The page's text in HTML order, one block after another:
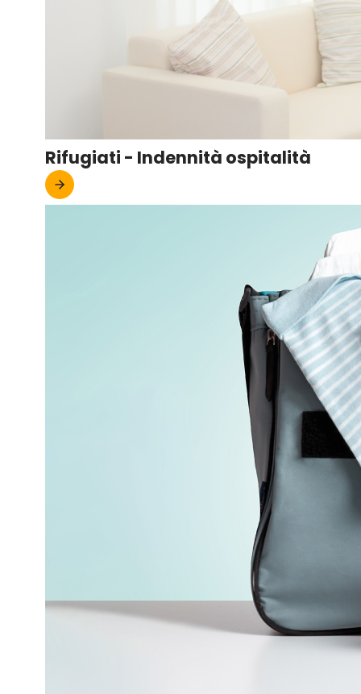
Rifugiati - Indennità ospitalità